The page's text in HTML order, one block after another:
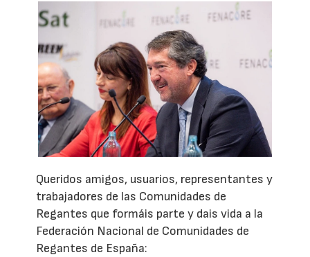
Queridos amigos, usuarios, representantes y
trabajadores de las Comunidades de
Regantes que formáis parte y dais vida a la
Federación Nacional de Comunidades de
Regantes de España: